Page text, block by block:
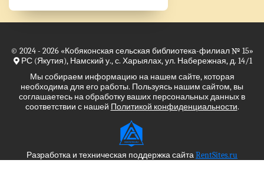
© 2024 - 2026 «Кобяконская сельская библиотека-филиал № 15»
РС (Якутия), Намский у., с. Харыялах, ул. Набережная, д. 14/1
Мы собираем информацию на нашем сайте, которая
необходима для его работы. Пользуясь нашим сайтом, вы
соглашаетесь на обработку ваших персональных данных в
соответствии с нашей Политикой конфиденциальности.
Разработка и техническая поддержка сайтаRentSites.ru